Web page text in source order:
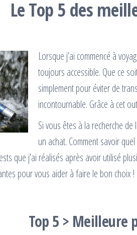
Le Top 5 des
Lorsque j’ai commencé à
toujours accessible. Que ce
simplement pour éviter de
incontournable. Grâce à cet
Si vous êtes à la recherche de
un achat. Comment savoir
que j’ai réalisés après avoir utilisé
pour vous aider à faire le bon choix !
Top 5 > Meilleure